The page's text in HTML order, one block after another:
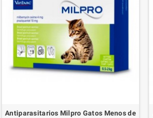
Antiparasitarios Milpro Gatos Menos de